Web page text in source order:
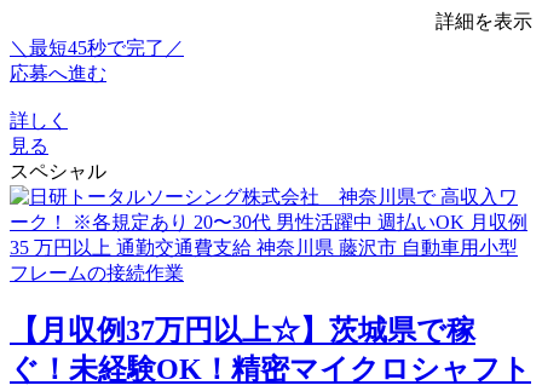
詳細を表示
＼最短45秒で完了／
応募へ進む
詳しく
見る
スペシャル
【月収例37万円以上☆】茨城県で稼
ぐ！未経験OK！精密マイクロシャフト